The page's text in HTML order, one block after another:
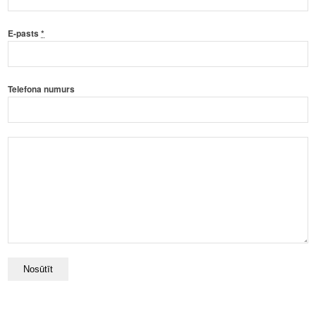
E-pasts*
Telefona numurs